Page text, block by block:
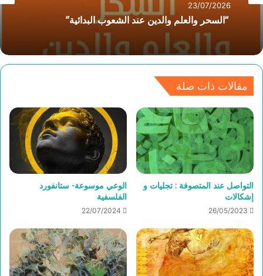
23/07/2026
“السحر والعلم والدين عند الشعوب البدائية”
مقالات ذات صلة
التواصل عند المتصوفة : تجليات و
إشكالات
26/05/2023
الوعي موسوعة- ستانفورد
الفلسفية
22/07/2024